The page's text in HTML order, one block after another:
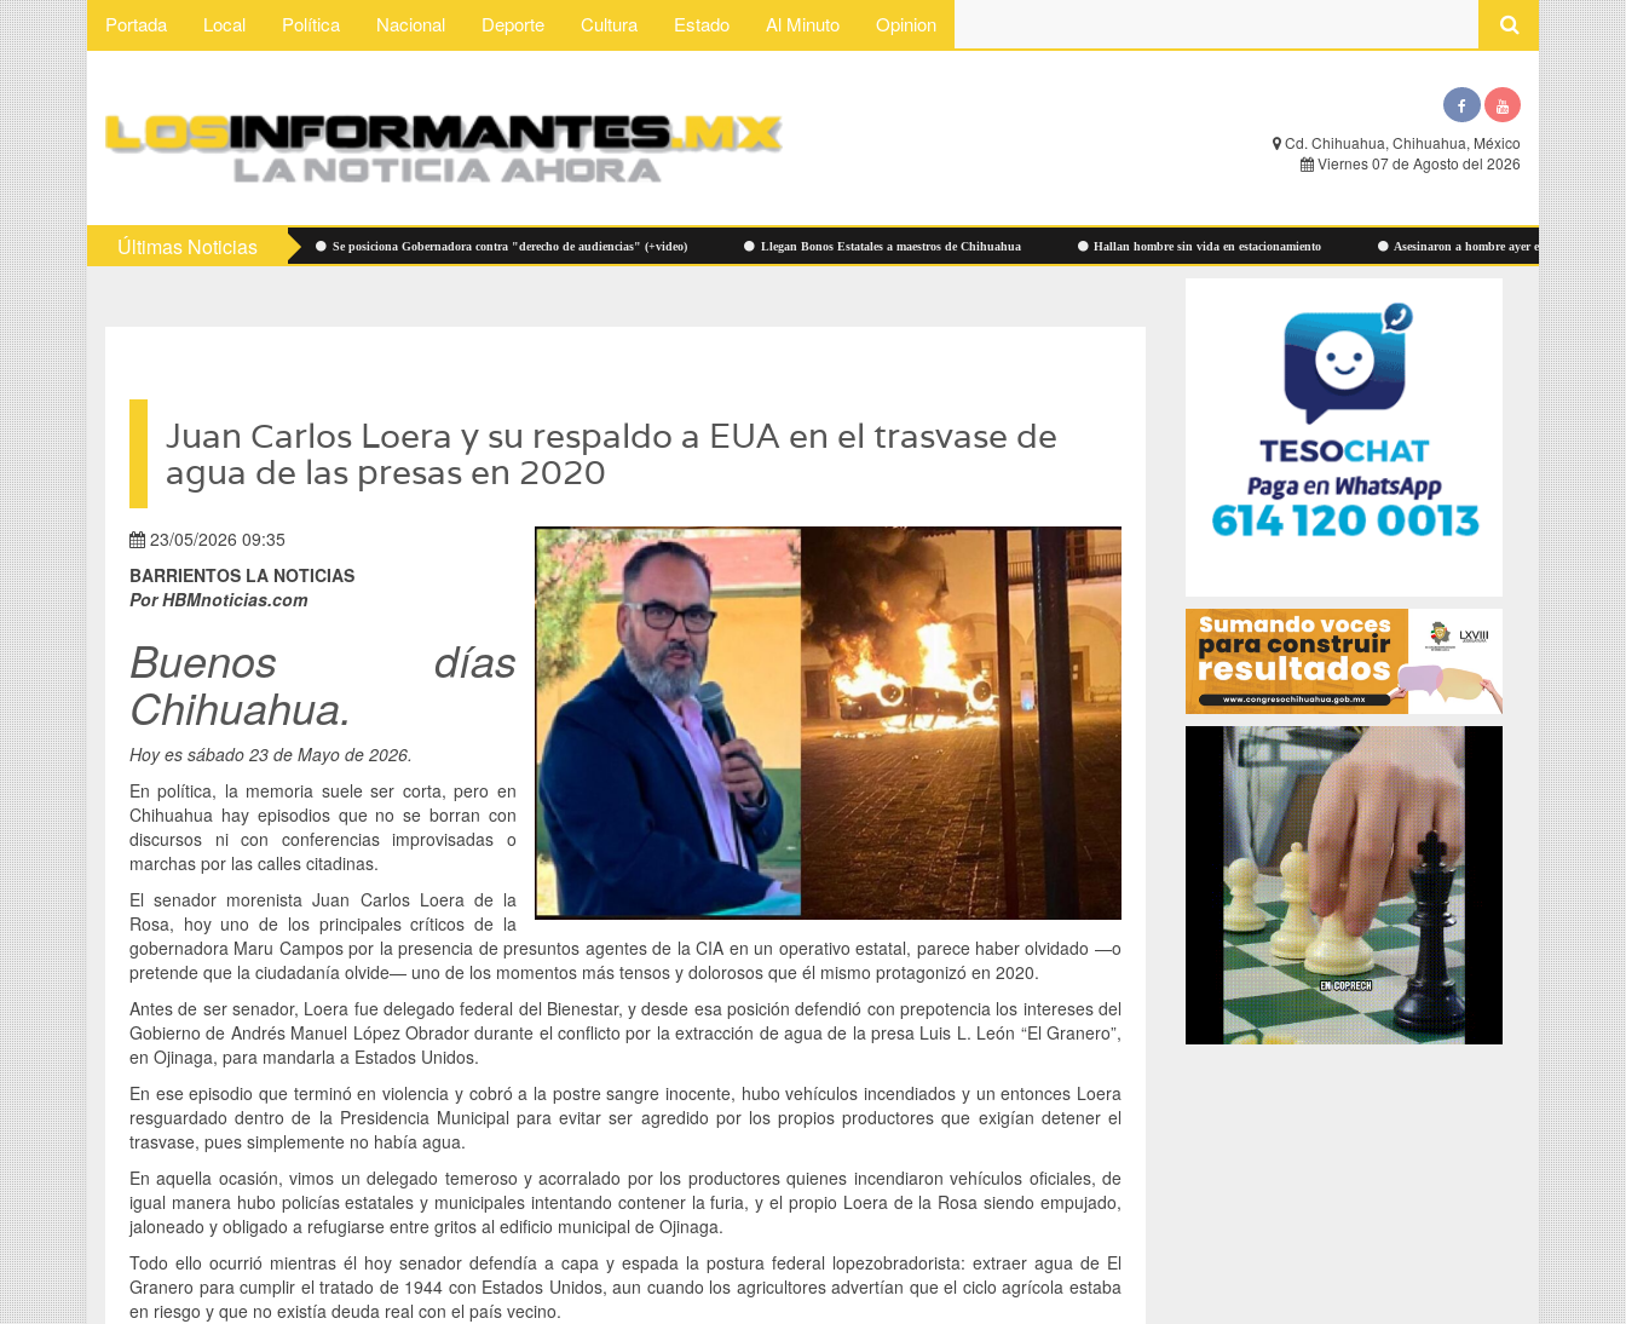
Portada Local Política Nacional Deporte Cultura Estado Al Minuto Opinion
Cd. Chihuahua, Chihuahua, México
Viernes 07 de Agosto del 2026
Últimas Noticias
Vigilarán precios de útiles escolares Se posiciona Gobernadora contra "derecho de audiencias" (+video) Llegan Bonos Estatales a maestros de Chihuahua Hallan hombre sin vida en estacionamiento Asesinaron a hombre ayer en Las Aldabas
Juan Carlos Loera y su respaldo a EUA en el trasvase de
agua de las presas en 2020
23/05/2026 09:35
BARRIENTOS LA NOTICIAS
Por HBMnoticias.com
Buenos días
Chihuahua.
Hoy es sábado 23 de Mayo de 2026.
En política, la memoria suele ser corta, pero en
Chihuahua hay episodios que no se borran con
discursos ni con conferencias improvisadas o
marchas por las calles citadinas.
El senador morenista Juan Carlos Loera de la
Rosa, hoy uno de los principales críticos de la
gobernadora Maru Campos por la presencia de presuntos agentes de la CIA en un operativo estatal, parece haber olvidado —o
pretende que la ciudadanía olvide— uno de los momentos más tensos y dolorosos que él mismo protagonizó en 2020.
Antes de ser senador, Loera fue delegado federal del Bienestar, y desde esa posición defendió con prepotencia los intereses del
Gobierno de Andrés Manuel López Obrador durante el conflicto por la extracción de agua de la presa Luis L. León “El Granero”,
en Ojinaga, para mandarla a Estados Unidos.
En ese episodio que terminó en violencia y cobró a la postre sangre inocente, hubo vehículos incendiados y un entonces Loera
resguardado dentro de la Presidencia Municipal para evitar ser agredido por los propios productores que exigían detener el
trasvase, pues simplemente no había agua.
En aquella ocasión, vimos un delegado temeroso y acorralado por los productores quienes incendiaron vehículos oficiales, de
igual manera hubo policías estatales y municipales intentando contener la furia, y el propio Loera de la Rosa siendo empujado,
jaloneado y obligado a refugiarse entre gritos al edificio municipal de Ojinaga.
Todo ello ocurrió mientras él hoy senador defendía a capa y espada la postura federal lopezobradorista: extraer agua de El
Granero para cumplir el tratado de 1944 con Estados Unidos, aun cuando los agricultores advertían que el ciclo agrícola estaba
en riesgo y que no existía deuda real con el país vecino.